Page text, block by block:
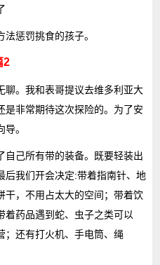
惩罚挑食的孩子。
2
聊。我和表哥提议去维多利亚大
是非常期待这次探险的。为了安
。
自己所有带的装备。既要轻装出
后我们开会决定:带着指南针、地
干，不用占太大的空间；带着饮
着药品遇到蛇、虫子之类可以
；还有打火机、手电筒、绳